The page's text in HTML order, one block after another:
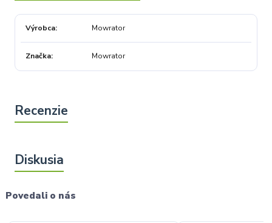
Výrobca Mowrator
Značka Mowrator
Povedali o nás